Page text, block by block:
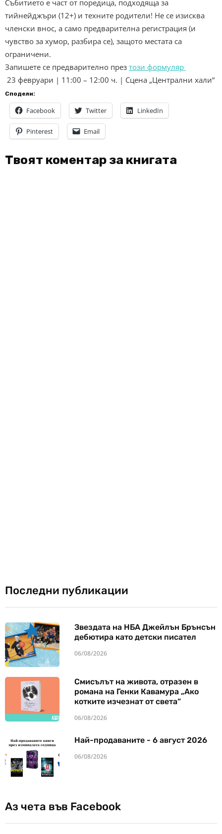
Събитието е част от поредица, подходяща за
тийнейджъри (12+) и техните родители! Не се изисква
членски внос, а само предварителна регистрация (и
чувство за хумор, разбира се), защото местата са
ограничени.
Запишете се предварително през този формуляр
23 февруари | 11:00 – 12:00 ч. | Сцена „Централни хали“
Сподели:
Facebook Twitter LinkedIn
Pinterest Email
Твоят коментар за книгата
Последни публикации
Звездата на НБА Джейлън Брънсън
дебютира като детски писател
06/08/2026
Смисълът на живота, отразен в
романа на Генки Кавамура „Ако
котките изчезнат от света“
06/08/2026
Най-продаваните - 6 август 2026
06/08/2026
Аз чета във Facebook